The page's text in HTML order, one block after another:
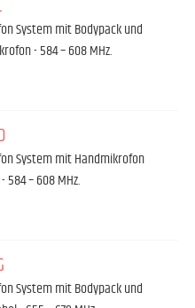
System mit Bodypack und
- 584 – 608 MHz.
System mit Handmikrofon
584 – 608 MHz.
System mit Bodypack und